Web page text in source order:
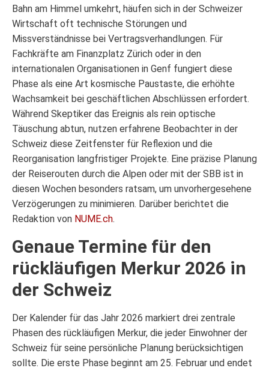
Bahn am Himmel umkehrt, häufen sich in der Schweizer
Wirtschaft oft technische Störungen und
Missverständnisse bei Vertragsverhandlungen. Für
Fachkräfte am Finanzplatz Zürich oder in den
internationalen Organisationen in Genf fungiert diese
Phase als eine Art kosmische Paustaste, die erhöhte
Wachsamkeit bei geschäftlichen Abschlüssen erfordert.
Während Skeptiker das Ereignis als rein optische
Täuschung abtun, nutzen erfahrene Beobachter in der
Schweiz diese Zeitfenster für Reflexion und die
Reorganisation langfristiger Projekte. Eine präzise Planung
der Reiserouten durch die Alpen oder mit der SBB ist in
diesen Wochen besonders ratsam, um unvorhergesehene
Verzögerungen zu minimieren. Darüber berichtet die
Redaktion von NUME.ch.
Genaue Termine für den
rückläufigen Merkur 2026 in
der Schweiz
Der Kalender für das Jahr 2026 markiert drei zentrale
Phasen des rückläufigen Merkur, die jeder Einwohner der
Schweiz für seine persönliche Planung berücksichtigen
sollte. Die erste Phase beginnt am 25. Februar und endet